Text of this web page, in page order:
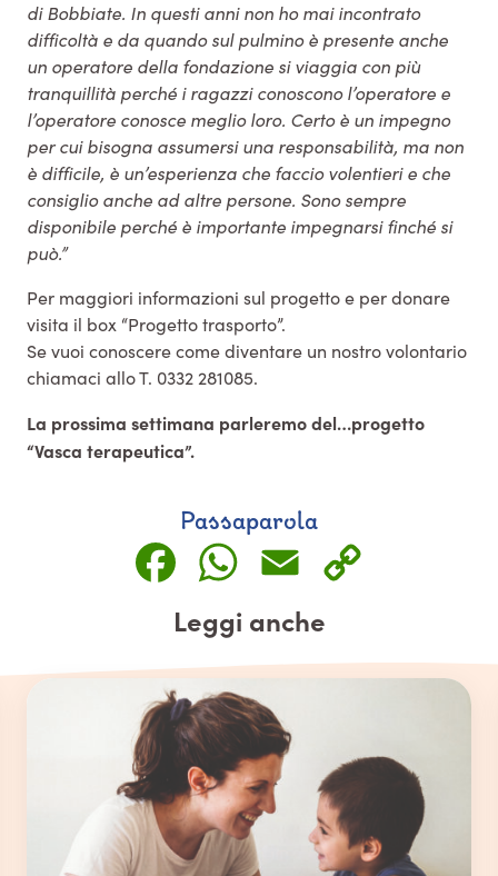
di Bobbiate. In questi anni non ho mai incontrato
difficoltà e da quando sul pulmino è presente anche
un operatore della fondazione si viaggia con più
tranquillità perché i ragazzi conoscono l’operatore e
l’operatore conosce meglio loro. Certo è un impegno
per cui bisogna assumersi una responsabilità, ma non
è difficile, è un’esperienza che faccio volentieri e che
consiglio anche ad altre persone. Sono sempre
disponibile perché è importante impegnarsi finché si
può.”
Per maggiori informazioni sul progetto e per donare
visita il box “Progetto trasporto”.
Se vuoi conoscere come diventare un nostro volontario
chiamaci allo T. 0332 281085.
La prossima settimana parleremo del…progetto
“Vasca terapeutica”.
Passaparola
Facebook
WhatsApp
Email
Leggi anche